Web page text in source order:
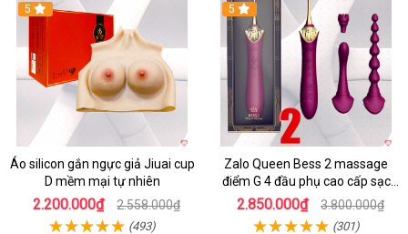
5
Áo silicon gắn ngực giả Jiuai cup
D mềm mại tự nhiên
2.200.000₫ 2.558.000₫
(493)
5
Zalo Queen Bess 2 massage
điểm G 4 đầu phụ cao cấp sạc
tiện lợi
2.850.000₫ 3.800.000₫
(301)